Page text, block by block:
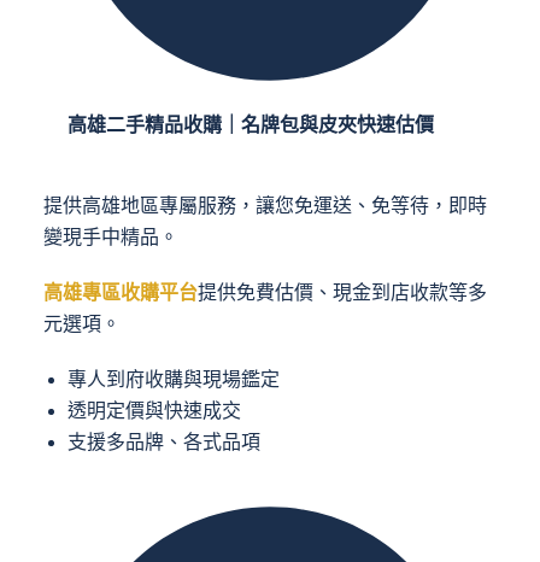
高雄二手精品收購｜名牌包與皮夾快速估價
提供高雄地區專屬服務，讓您免運送、免等待，即時
變現手中精品。
高雄專區收購平台提供免費估價、現金到店收款等多
元選項。
專人到府收購與現場鑑定
透明定價與快速成交
支援多品牌、各式品項